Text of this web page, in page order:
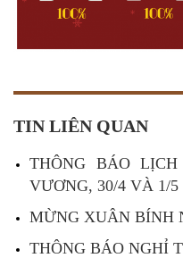
TIN LIÊN QUAN
THÔNG BÁO
VƯƠNG, 30/4 VÀ 1/5
MỪNG XUÂN BÍNH
THÔNG BÁO NGHỈ